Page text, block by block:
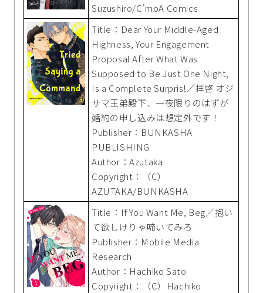
Suzushiro/C'moA Comics
Title：Dear Your Middle-Aged
Highness, Your Engagement
Proposal After What Was
Supposed to Be Just One Night,
Is a Complete Surpris!／拝啓 オジ
サマ王弟殿下、一夜限りのはずが
婚約の申し込みは想定外です！
Publisher：BUNKASHA
PUBLISHING
Author：Azutaka
Copyright：（C）
AZUTAKA/BUNKASHA
Title：If You Want Me, Beg／抱い
て欲しけりゃ啼いてみろ
Publisher：Mobile Media
Research
Author：Hachiko Sato
Copyright：（C）Hachiko